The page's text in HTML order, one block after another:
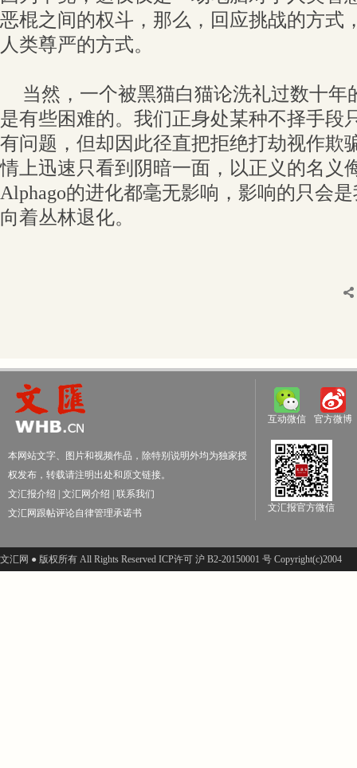
恶棍之间的权斗，那么，回应挑战的方式
人类尊严的方式。
当然，一个被黑猫白猫论洗礼过数十年
是有些困难的。我们正身处某种不择手段
有问题，但却因此径直把拒绝打劫视作欺
情上迅速只看到阴暗一面，以正义的名义
Alphago的进化都毫无影响，影响的只会
向着丛林退化。
本网站文字、图片和视频作品，除特别说明外均为独家授
权发布，转载请注明出处和原文链接。
文汇报介绍
文汇网介绍
联系我们
文汇网跟帖评论自律管理承诺书
互动微信 官方微博
文汇报官方微信
文汇网 ● 版权所有 All Rights Reserved ICP许可 沪 B2-20150001 号 Copyright(c)2004